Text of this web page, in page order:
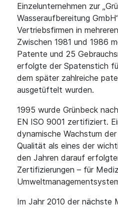
Einzelunternehmen zur
Wasseraufbereitung
Vertriebsfirmen in
Zwischen 1981 und 1986
Patente und 25
erfolgte der Spatenstich
dem später zahlreiche
ausgetüftelt wurden.
1995 wurde Grünbeck
EN ISO 9001 zertifiziert.
dynamische Wachstum
Qualität als eines der
den Jahren darauf
Zertifizierungen – für
Im Jahr 2010 der nächste